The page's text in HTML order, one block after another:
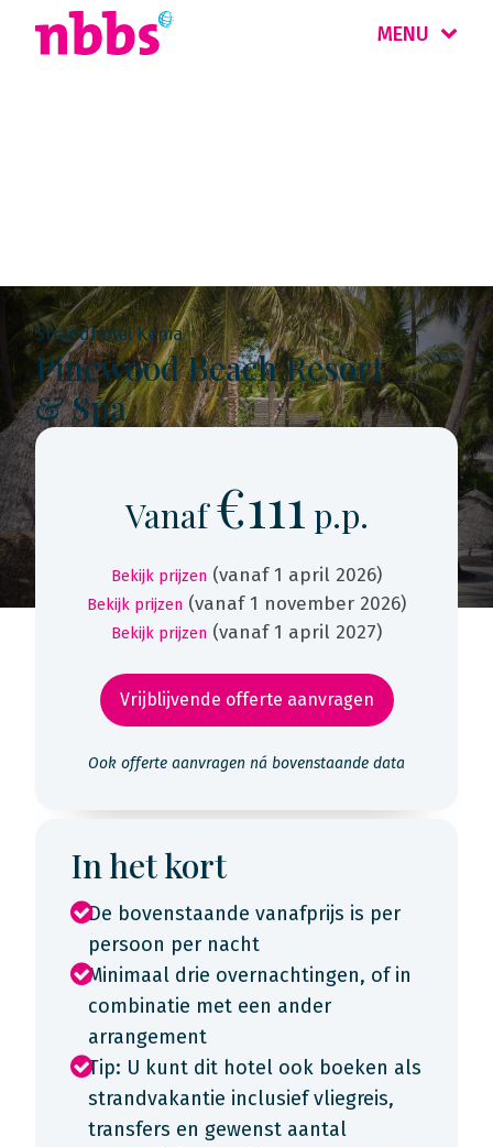
MENU
Strandhotel Kenia
Pinewood Beach Resort
& Spa
Vanaf€111 p.p.
Bekijk prijzen (vanaf 1 april 2026)
Bekijk prijzen (vanaf 1 november 2026)
Bekijk prijzen (vanaf 1 april 2027)
Vrijblijvende offerte aanvragen
Ook offerte aanvragen ná bovenstaande data
In het kort
De bovenstaande vanafprijs is per
persoon per nacht
Minimaal drie overnachtingen, of in
combinatie met een ander
arrangement
Tip: U kunt dit hotel ook boeken als
strandvakantie inclusief vliegreis,
transfers en gewenst aantal